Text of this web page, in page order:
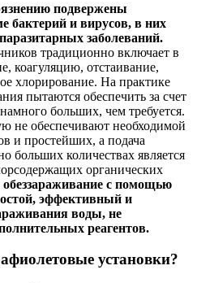
подвержены
бактерий и вирусов, в них
заболеваний.
традиционно включает в
коагуляцию, отстаивание,
хлорирование. На практике
пытаются обеспечить за счет
больших, чем требуется.
не обеспечивают необходимой
и простейших, а подача
больших количествах является
органических
обеззараживание с помощью
эффективный и
воды, не
реагентов.
установки?